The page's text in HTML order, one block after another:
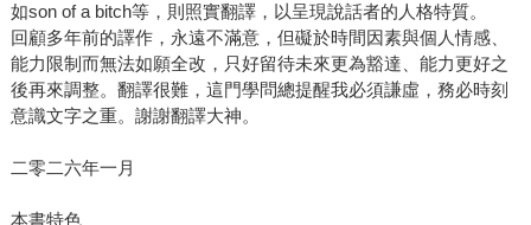
如son of a bitch等，則照實翻譯，以呈現說話者的人格特質。
回顧多年前的譯作，永遠不滿意，但礙於時間因素與個人情感、
能力限制而無法如願全改，只好留待未來更為豁達、能力更好之
後再來調整。翻譯很難，這門學問總提醒我必須謙虛，務必時刻
意識文字之重。謝謝翻譯大神。
二零二六年一月
本書特色